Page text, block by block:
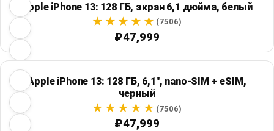
Apple iPhone 13: 128 ГБ, экран 6,1 дюйма, белый
(7506)
₽47,999
Apple iPhone 13: 128 ГБ, 6,1", nano-SIM + eSIM,
черный
(7506)
₽47,999